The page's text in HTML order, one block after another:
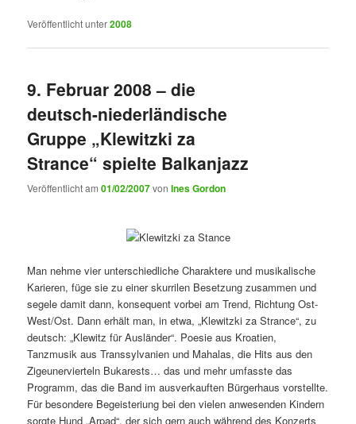
Veröffentlicht unter2008
9. Februar 2008 – die
deutsch-niederländische
Gruppe „Klewitzki za
Strance“ spielte Balkanjazz
Veröffentlicht am01/02/2007vonInes Gordon
Man nehme vier unterschiedliche Charaktere und musikalische
Karieren, füge sie zu einer skurrilen Besetzung zusammen und
segele damit dann, konsequent vorbei am Trend, Richtung Ost-
West/Ost. Dann erhält man, in etwa, „Klewitzki za Strance“, zu
deutsch: „Klewitz für Ausländer“. Poesie aus Kroatien,
Tanzmusik aus Transsylvanien und Mahalas, die Hits aus den
Zigeunervierteln Bukarests… das und mehr umfasste das
Programm, das die Band im ausverkauften Bürgerhaus vorstellte.
Für besondere Begeisteriung bei den vielen anwesenden Kindern
sorgte Hund „Arpad“, der sich gern auch während des Konzerts